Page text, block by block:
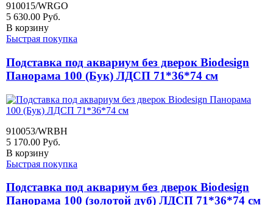
910015/WRGO
5 630.00 Руб.
В корзину
Быстрая покупка
Подставка под аквариум без дверок Biodesign
Панорама 100 (Бук) ЛДСП 71*36*74 см
910053/WRBH
5 170.00 Руб.
В корзину
Быстрая покупка
Подставка под аквариум без дверок Biodesign
Панорама 100 (золотой дуб) ЛДСП 71*36*74 см